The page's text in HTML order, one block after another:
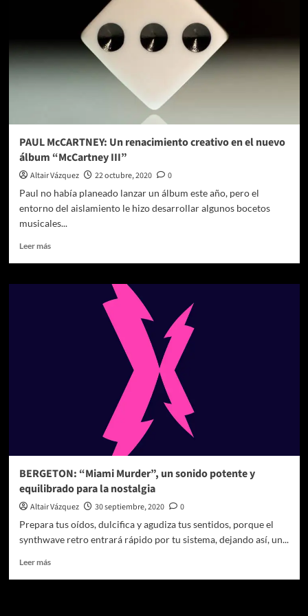
PAUL McCARTNEY: Un renacimiento creativo en el nuevo
álbum “McCartney III”
Altair Vázquez 22 octubre, 2020
0
Paul no había planeado lanzar un álbum este año, pero el
entorno del aislamiento le hizo desarrollar algunos bocetos
musicales...
Leer másLeer
PAUL
BERGETON: “Miami Murder”, un sonido potente y
equilibrado para la nostalgia
Altair Vázquez 30 septiembre, 2020
0
Prepara tus oídos, dulcifica y agudiza tus sentidos, porque el
synthwave retro entrará rápido por tu sistema, dejando así, un...
Leer másLeer